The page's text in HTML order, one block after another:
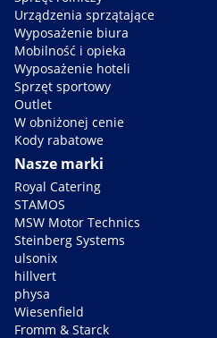
Urządzenia sprzątające
Wyposażenie biura
Mobilność i opieka
Wyposażenie hoteli
Sprzęt sportowy
Outlet
W obniżonej cenie
Kody rabatowe
Nasze marki
Royal Catering
STAMOS
MSW Motor Technics
Steinberg Systems
ulsonix
hillvert
physa
Wiesenfield
Fromm & Starck